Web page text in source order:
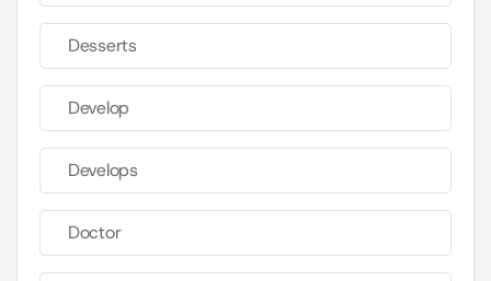
Desserts
Develop
Develops
Doctor